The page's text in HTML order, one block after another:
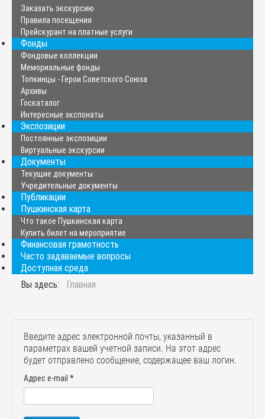
Заказать экскурсию
Правила посещения
Прейскурант на платные услуги
Фонды
Фондовые коллекции
Мемориальные фонды
Топкинцы - Герои Советского Союза
Архивы
Госкаталог
Интересные экспонаты
Экспозиции
Постоянные экспозиции
Виртуальные экскурсии
Документы
Текущие документы
Учредительные документы
Публикации
Пушкинская карта
Что такое Пушкинская карта
Купить билет на мероприятие
Финансовая грамотность
Часто задаваемые вопросы
Доступная среда
Вы здесь:
Главная
Введите адрес электронной почты, указанный в
параметрах вашей учетной записи. На этот адрес
будет отправлено сообщение, содержащее ваш логин.
Адрес e-mail *